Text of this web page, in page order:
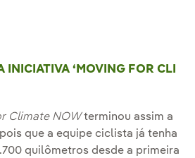
INICIATIVA ‘MOVING FOR CLI
Climate NOWterminou assim a
que a equipe ciclista já tenha
quilômetros desde a primeira